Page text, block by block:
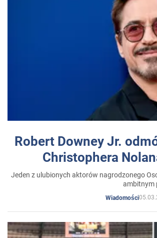
Robert Downey Jr.
Christophera
Jeden z ulubionych aktorów nagrodzonego
ambitnym
Wiadomości